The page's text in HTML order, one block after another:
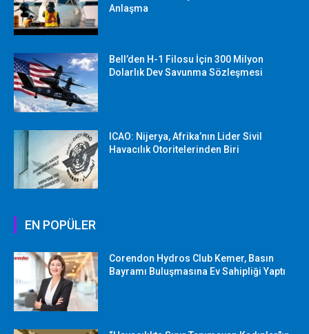
Anlaşma
Bell’den H-1 Filosu İçin 300 Milyon
Dolarlık Dev Savunma Sözleşmesi
ICAO: Nijerya, Afrika’nın Lider Sivil
Havacılık Otoritelerinden Biri
EN POPÜLER
Corendon Hydros Club Kemer, Basın
Bayramı Buluşmasına Ev Sahipliği Yaptı